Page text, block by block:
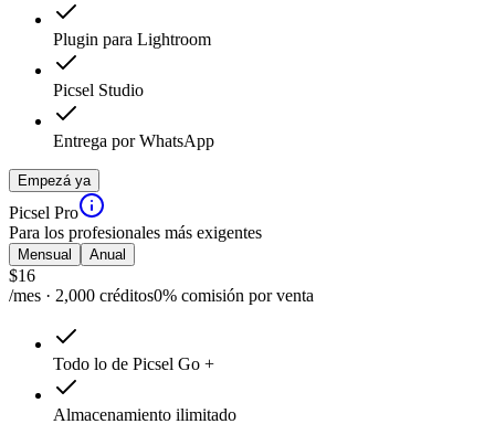
Plugin para Lightroom
Picsel Studio
Entrega por WhatsApp
Empezá ya
Picsel Pro
Para los profesionales más exigentes
Mensual Anual
$16
/mes · 2,000 créditos0% comisión por venta
Todo lo de Picsel Go +
Almacenamiento ilimitado